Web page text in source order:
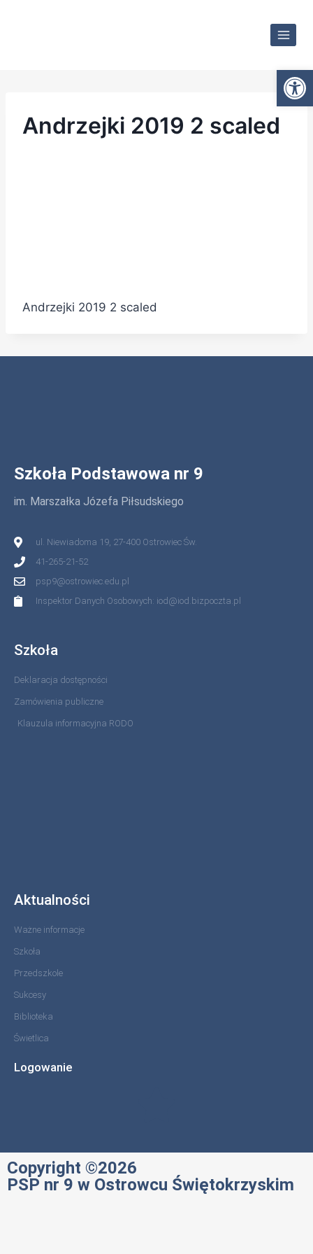
Andrzejki 2019 2 scaled
Andrzejki 2019 2 scaled
Szkoła Podstawowa nr 9
im. Marszałka Józefa Piłsudskiego
ul. Niewiadoma 19, 27-400 Ostrowiec Św.
41-265-21-52
psp9@ostrowiec.edu.pl
Inspektor Danych Osobowych: iod@iod.bizpoczta.pl
Szkoła
Deklaracja dostępności
Zamówienia publiczne
Klauzula informacyjna RODO
Aktualności
Ważne informacje
Szkoła
Przedszkole
Sukcesy
Biblioteka
Świetlica
Logowanie
Copyright ©2026
PSP nr 9 w Ostrowcu Świętokrzyskim